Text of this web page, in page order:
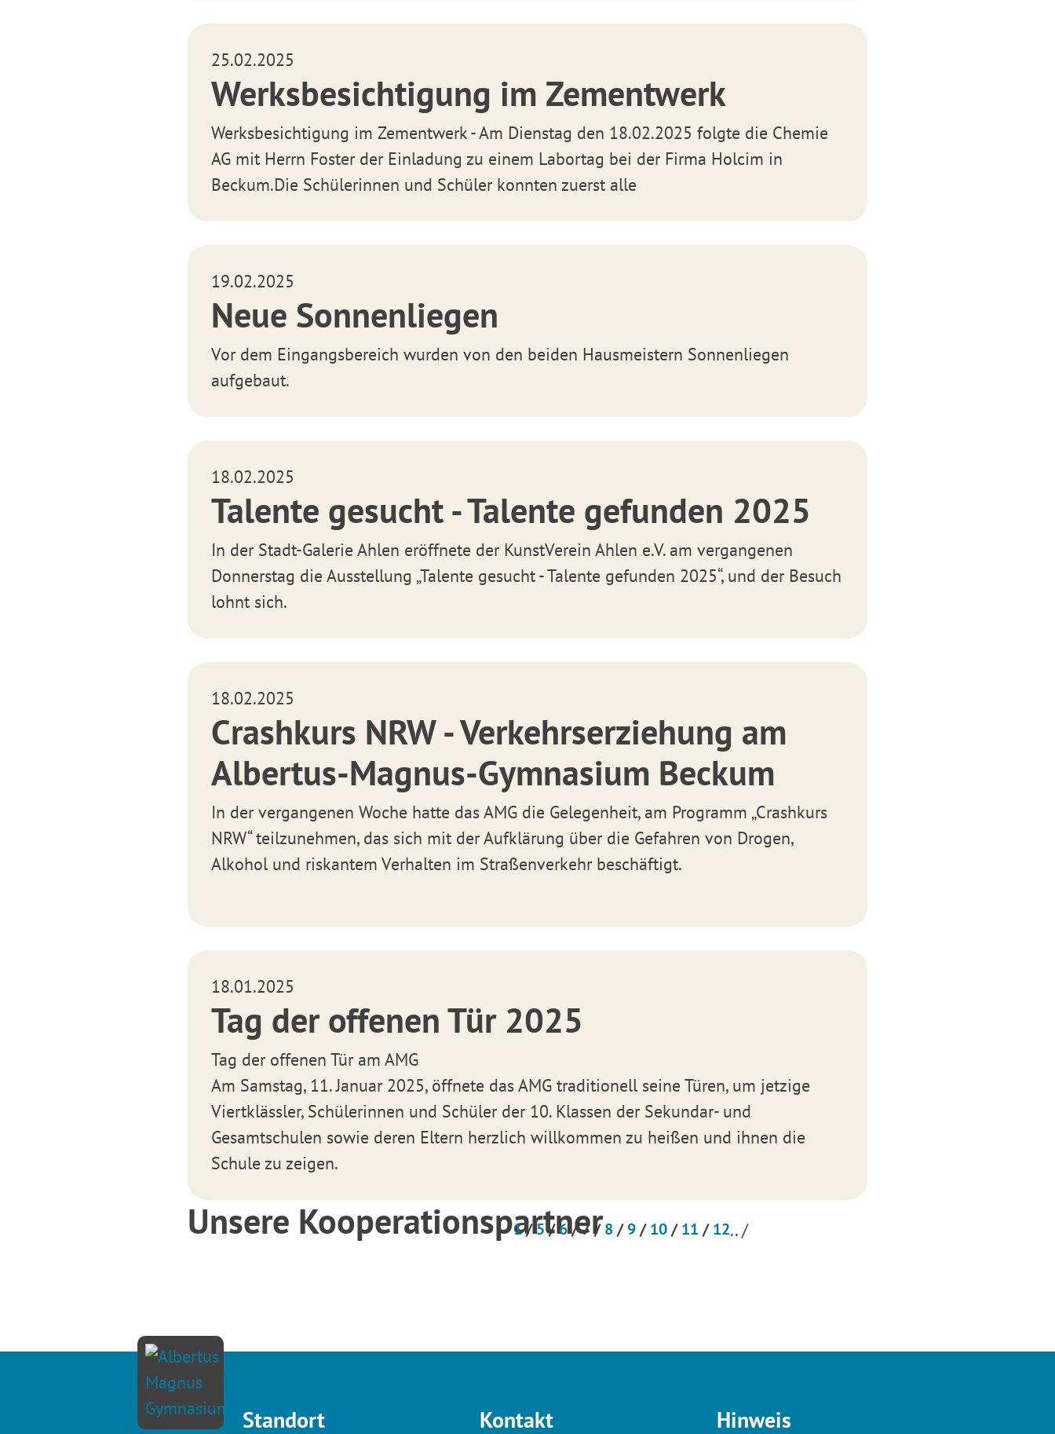
25.02.2025
Werksbesichtigung im Zementwerk
Werksbesichtigung im Zementwerk - Am Dienstag den 18.02.2025 folgte die Chemie
AG mit Herrn Foster der Einladung zu einem Labortag bei der Firma Holcim in
Beckum.Die Schülerinnen und Schüler konnten zuerst alle
19.02.2025
Neue Sonnenliegen
Vor dem Eingangsbereich wurden von den beiden Hausmeistern Sonnenliegen
aufgebaut.
18.02.2025
Talente gesucht - Talente gefunden 2025
In der Stadt-Galerie Ahlen eröffnete der KunstVerein Ahlen e.V. am vergangenen
Donnerstag die Ausstellung „Talente gesucht - Talente gefunden 2025“, und der Besuch
lohnt sich.
18.02.2025
Crashkurs NRW - Verkehrserziehung am
Albertus-Magnus-Gymnasium Beckum
In der vergangenen Woche hatte das AMG die Gelegenheit, am Programm „Crashkurs
NRW“ teilzunehmen, das sich mit der Aufklärung über die Gefahren von Drogen,
Alkohol und riskantem Verhalten im Straßenverkehr beschäftigt.
18.01.2025
Tag der offenen Tür 2025
Tag der offenen Tür am AMG
Am Samstag, 11. Januar 2025, öffnete das AMG traditionell seine Türen, um jetzige
Viertklässler, Schülerinnen und Schüler der 10. Klassen der Sekundar- und
Gesamtschulen sowie deren Eltern herzlich willkommen zu heißen und ihnen die
Schule zu zeigen.
1/ .. /
5/6/7/8/9/10/11 /12
Unsere Kooperationspartner
Standort Kontakt Hinweis